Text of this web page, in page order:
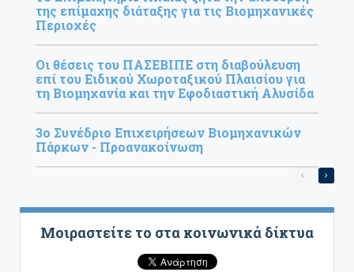
της επίμαχης διάταξης για τις Βιομηχανικές
Περιοχές
Οι θέσεις του ΠΑΣΕΒΙΠΕ στη διαβούλευση
επί του Ειδικού Χωροταξικού Πλαισίου για
τη Βιομηχανία και την Εφοδιαστική Αλυσίδα
3ο Συνέδριο Επιχειρήσεων Βιομηχανικών
Πάρκων - Προανακοίνωση
Next
Μοιραστείτε το στα κοινωνικά δίκτυα